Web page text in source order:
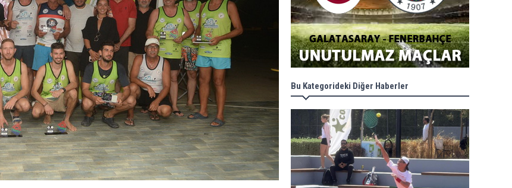
Bu Kategorideki Diğer Haberler